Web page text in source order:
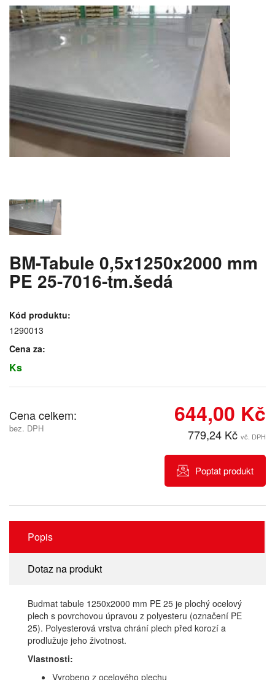
BM-Tabule 0,5x1250x2000 mm
PE 25-7016-tm.šedá
Kód produktu:
1290013
Cena za:
Ks
Cena celkem:
bez. DPH
644,00 Kč
779,24 Kč vč. DPH
Poptat produkt
Popis
Dotaz na produkt
Budmat tabule 1250x2000 mm PE 25 je plochý ocelový
plech s povrchovou úpravou z polyesteru (označení PE
25). Polyesterová vrstva chrání plech před korozí a
prodlužuje jeho životnost.
Vlastnosti:
Vyrobeno z ocelového plechu